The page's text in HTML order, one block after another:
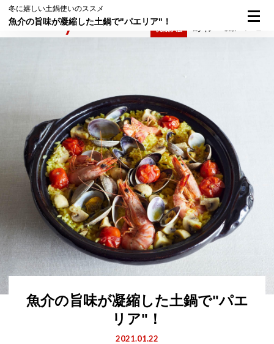
冬に嬉しい土鍋使いのススメ
魚介の旨味が凝縮した土鍋で"パエリア"！
魚介の旨味が凝縮した土鍋で"パエ
リア"！
2021.01.22